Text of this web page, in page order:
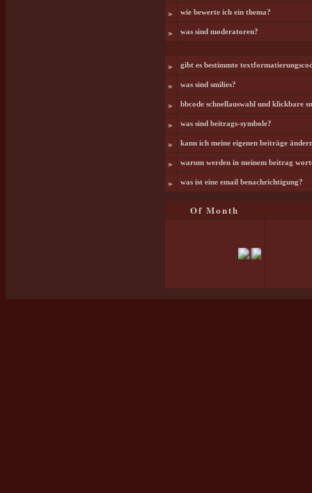
» wie bewerte ich ein thema?
» was sind moderatoren?
» gibt es bestimmte
» was sind smilies?
» bbcode schnellauswahl und klickbare
» was sind beitrags-symbole?
» kann ich meine eigenen beiträge
» warum werden in meinem beitrag
» was ist eine email benachrichtigung?
Of Month